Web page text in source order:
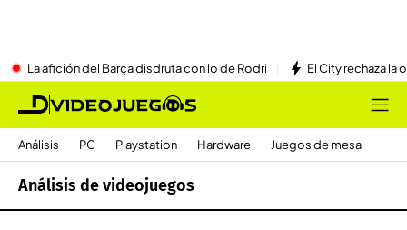
La afición del Barça disdruta con lo de Rodri El City rechaza la
Análisis PC Playstation Hardware Juegos de mesa
Análisis de videojuegos